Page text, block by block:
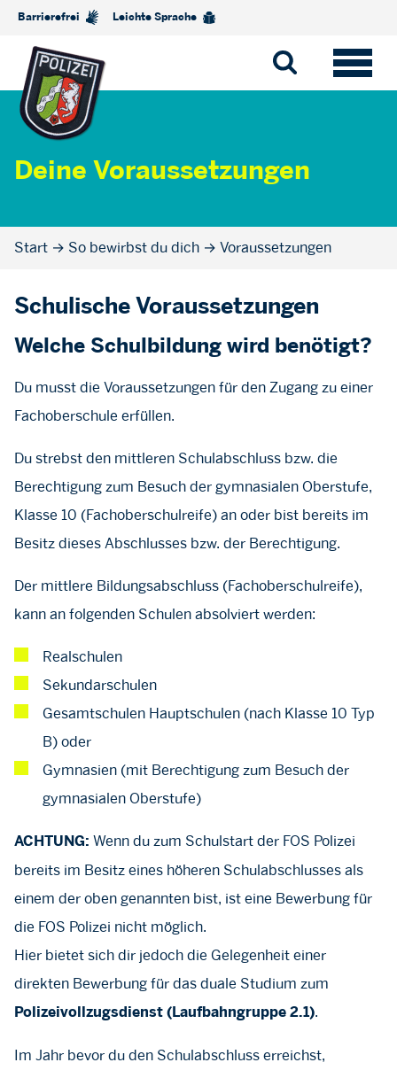
Barrierefrei Leichte Sprache
Deine Voraussetzungen
Start → So bewirbst du dich → Voraussetzungen
Schulische Voraussetzungen
Welche Schulbildung wird benötigt?
Du musst die Voraussetzungen für den Zugang zu einer
Fachoberschule erfüllen.
Du strebst den mittleren Schulabschluss bzw. die
Berechtigung zum Besuch der gymnasialen Oberstufe,
Klasse 10 (Fachoberschulreife) an oder bist bereits im
Besitz dieses Abschlusses bzw. der Berechtigung.
Der mittlere Bildungsabschluss (Fachoberschulreife),
kann an folgenden Schulen absolviert werden:
Realschulen
Sekundarschulen
Gesamtschulen Hauptschulen (nach Klasse 10 Typ
B) oder
Gymnasien (mit Berechtigung zum Besuch der
gymnasialen Oberstufe)
ACHTUNG: Wenn du zum Schulstart der FOS Polizei
bereits im Besitz eines höheren Schulabschlusses als
einem der oben genannten bist, ist eine Bewerbung für
die FOS Polizei nicht möglich.
Hier bietet sich dir jedoch die Gelegenheit einer
direkten Bewerbung für das duale Studium zum
Polizeivollzugsdienst (Laufbahngruppe 2.1).
Im Jahr bevor du den Schulabschluss erreichst,